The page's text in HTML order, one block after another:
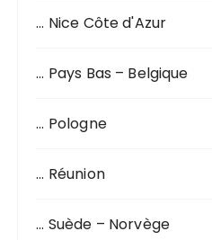
… Nice Côte d'Azur
… Pays Bas – Belgique
… Pologne
… Réunion
… Suède – Norvège